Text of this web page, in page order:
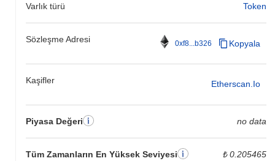
Varlık türü Token
Sözleşme Adresi 0xf8...b326 Kopyala
Kaşifler Etherscan.io
Piyasa Değeri no data
Tüm Zamanların En Yüksek Seviyesi
₺ 0.205465